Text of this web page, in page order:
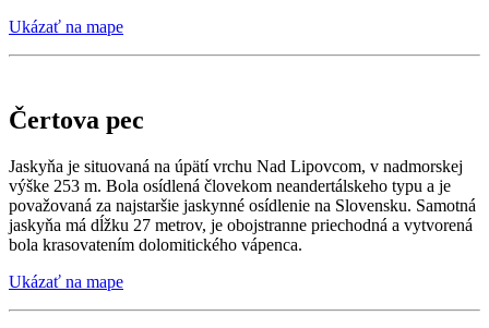
Ukázať na mape
Čertova pec
Jaskyňa je situovaná na úpätí vrchu Nad Lipovcom, v nadmorskej
výške 253 m. Bola osídlená človekom neandertálskeho typu a je
považovaná za najstaršie jaskynné osídlenie na Slovensku. Samotná
jaskyňa má dĺžku 27 metrov, je obojstranne priechodná a vytvorená
bola krasovatením dolomitického vápenca.
Ukázať na mape